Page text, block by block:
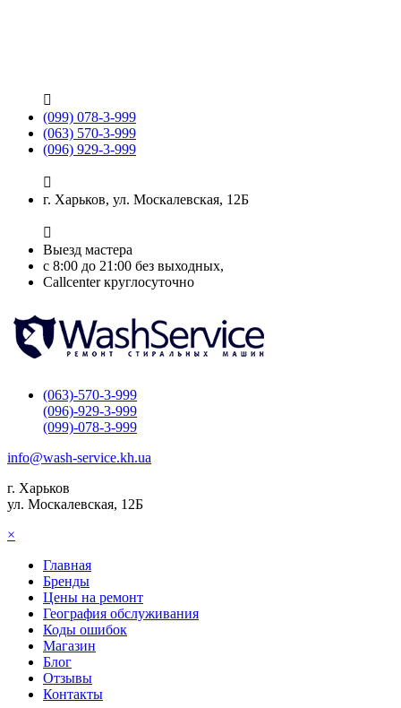

(099) 078-3-999
(063) 570-3-999
(096) 929-3-999

г. Харьков, ул. Москалевская, 12Б

Выезд мастера
с 8:00 до 21:00 без выходных,
Callcenter круглосуточно
(063)-570-3-999
(096)-929-3-999
(099)-078-3-999
info@wash-service.kh.ua
г. Харьков
ул. Москалевская, 12Б
×
Главная
Бренды
Цены на ремонт
География обслуживания
Коды ошибок
Магазин
Блог
Отзывы
Контакты